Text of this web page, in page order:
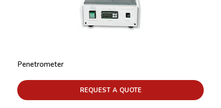
Penetrometer
REQUEST A QUOTE